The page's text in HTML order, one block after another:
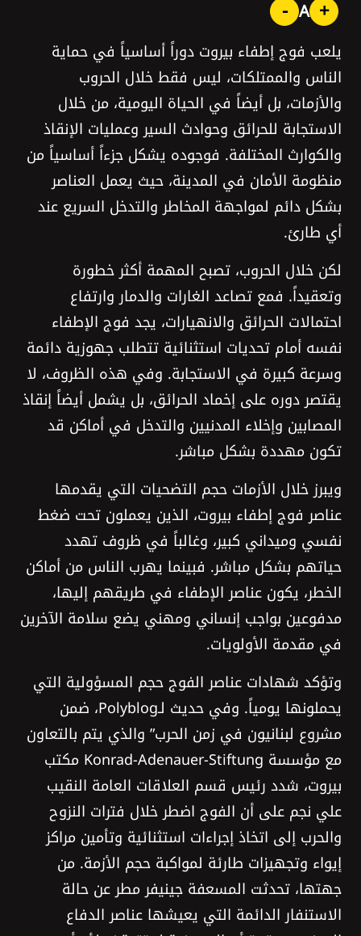
- A +
يلعب فوج إطفاء بيروت دوراً أساسياً في حماية
الناس والممتلكات، ليس فقط خلال الحروب
والأزمات، بل أيضاً في الحياة اليومية، من خلال
الاستجابة للحرائق وحوادث السير وعمليات الإنقاذ
والكوارث المختلفة. فوجوده يشكل جزءاً أساسياً من
منظومة الأمان في المدينة، حيث يعمل العناصر
بشكل دائم لمواجهة المخاطر والتدخل السريع عند
أي طارئ.
لكن خلال الحروب، تصبح المهمة أكثر خطورة
وتعقيداً. فمع تصاعد الغارات والدمار وارتفاع
احتمالات الحرائق والانهيارات، يجد فوج الإطفاء
نفسه أمام تحديات استثنائية تتطلب جهوزية دائمة
وسرعة كبيرة في الاستجابة. وفي هذه الظروف، لا
يقتصر دوره على إخماد الحرائق، بل يشمل أيضاً إنقاذ
المصابين وإخلاء المدنيين والتدخل في أماكن قد
تكون مهددة بشكل مباشر.
ويبرز خلال الأزمات حجم التضحيات التي يقدمها
عناصر فوج إطفاء بيروت، الذين يعملون تحت ضغط
نفسي وميداني كبير، وغالباً في ظروف تهدد
حياتهم بشكل مباشر. فبينما يهرب الناس من أماكن
الخطر، يكون عناصر الإطفاء في طريقهم إليها،
مدفوعين بواجب إنساني ومهني يضع سلامة الآخرين
في مقدمة الأولويات.
وتؤكد شهادات عناصر الفوج حجم المسؤولية التي
يحملونها يومياً. وفي حديث لـPolyblog، ضمن
مشروع لبنانيون في زمن الحرب” والذي يتم بالتعاون
مع مؤسسة Konrad-Adenauer-Stiftung مكتب
بيروت، شدد رئيس قسم العلاقات العامة النقيب
علي نجم على أن الفوج اضطر خلال فترات النزوح
والحرب إلى اتخاذ إجراءات استثنائية وتأمين مراكز
إيواء وتجهيزات طارئة لمواكبة حجم الأزمة. من
جهتها، تحدثت المسعفة جينيفر مطر عن حالة
الاستنفار الدائمة التي يعيشها عناصر الدفاع